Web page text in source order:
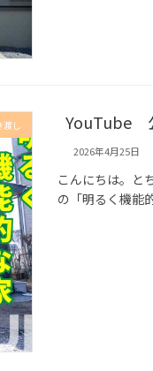
渡し YouTube
2026年4月25日
こんにちは。と
の「明るく機能